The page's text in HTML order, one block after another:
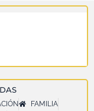
FAMILIA